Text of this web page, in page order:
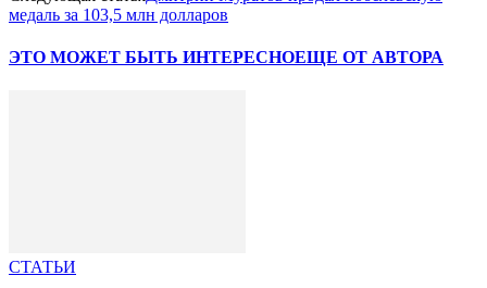
медаль за 103,5 млн долларов
ЭТО МОЖЕТ БЫТЬ ИНТЕРЕСНОЕЩЕ ОТ АВТОРА
СТАТЬИ